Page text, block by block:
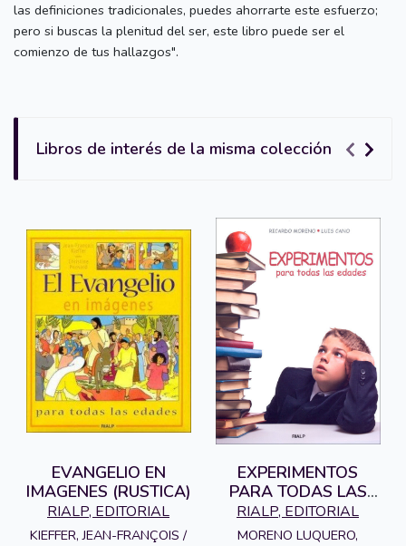
las definiciones tradicionales, puedes ahorrarte este esfuerzo;
pero si buscas la plenitud del ser, este libro puede ser el
comienzo de tus hallazgos".
Libros de interés de la misma colección
EVANGELIO EN
IMAGENES (RUSTICA)
RIALP, EDITORIAL
KIEFFER, JEAN-FRANÇOIS /
EXPERIMENTOS
PARA TODAS LAS
EDADES
RIALP, EDITORIAL
MORENO LUQUERO,